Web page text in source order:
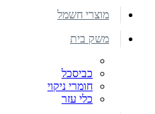
מוצרי חשמל
משק בית
כביסכל
חומרי ניקוי
כלי עזר